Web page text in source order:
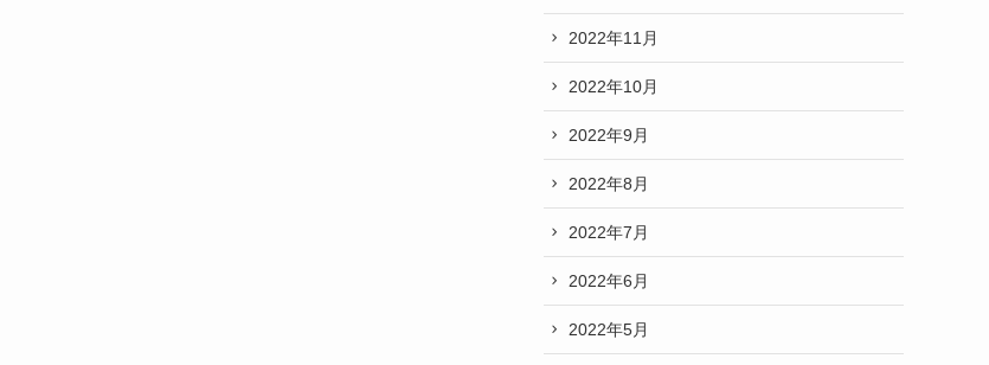
2022年11月
2022年10月
2022年9月
2022年8月
2022年7月
2022年6月
2022年5月